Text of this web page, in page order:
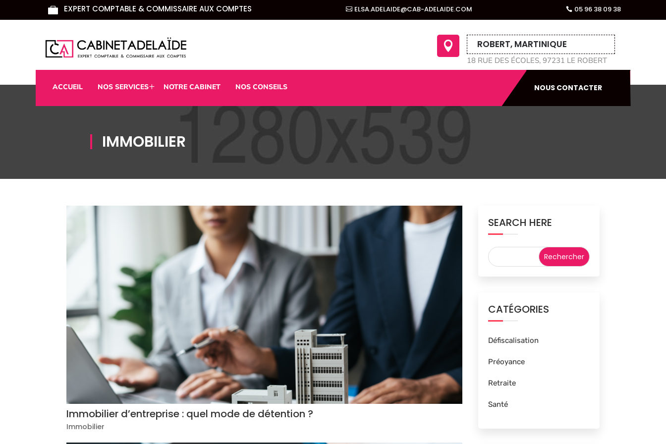
 EXPERT COMPTABLE & COMMISSAIRE AUX COMPTES ELSA.ADELAIDE@CAB-ADELAIDE.COM 05 96 38 09 38
 ROBERT, MARTINIQUE
18 RUE DES ÉCOLES, 97231 LE ROBERT
ACCUEIL NOS SERVICES NOTRE CABINET NOS CONSEILS NOUS CONTACTER
IMMOBILIER
Immobilier d’entreprise : quel mode de détention ?
Immobilier
SEARCH HERE
CATÉGORIES
Défiscalisation
Préoyance
Retraite
Santé